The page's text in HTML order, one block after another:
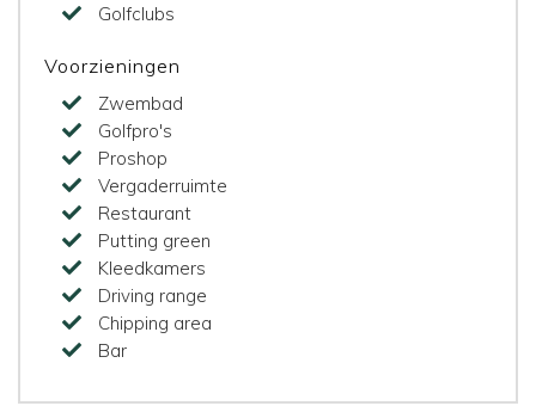
Golfclubs
Voorzieningen
Zwembad
Golfpro's
Proshop
Vergaderruimte
Restaurant
Putting green
Kleedkamers
Driving range
Chipping area
Bar